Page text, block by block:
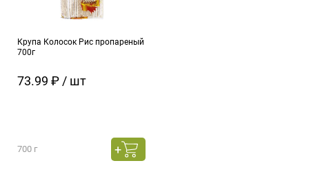
Крупа Колосок Рис пропареный
700г
73.99 ₽ / шт
700 г